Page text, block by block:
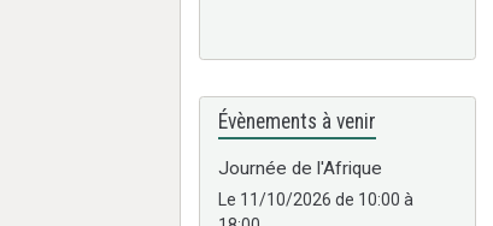
Évènements à venir
Journée de l'Afrique
Le 11/10/2026 de 10:00 à